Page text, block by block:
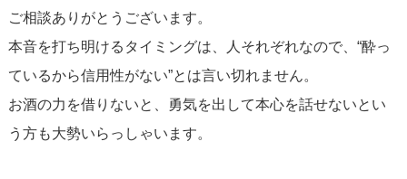
ご相談ありがとうございます。
本音を打ち明けるタイミングは、人それぞれなので、“酔っ
ているから信用性がない”とは言い切れません。
お酒の力を借りないと、勇気を出して本心を話せないとい
う方も大勢いらっしゃいます。